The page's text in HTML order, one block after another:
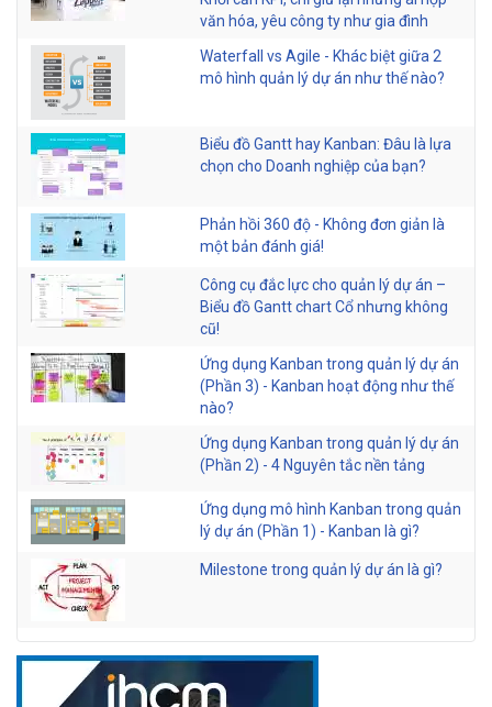
văn hóa, yêu công ty như gia đình
Waterfall vs Agile - Khác biệt giữa 2
mô hình quản lý dự án như thế nào?
Biểu đồ Gantt hay Kanban: Đâu là lựa
chọn cho Doanh nghiệp của bạn?
Phản hồi 360 độ - Không đơn giản là
một bản đánh giá!
Công cụ đắc lực cho quản lý dự án –
Biểu đồ Gantt chart Cổ nhưng không
cũ!
Ứng dụng Kanban trong quản lý dự án
(Phần 3) - Kanban hoạt động như thế
nào?
Ứng dụng Kanban trong quản lý dự án
(Phần 2) - 4 Nguyên tắc nền tảng
Ứng dụng mô hình Kanban trong quản
lý dự án (Phần 1) - Kanban là gì?
Milestone trong quản lý dự án là gì?